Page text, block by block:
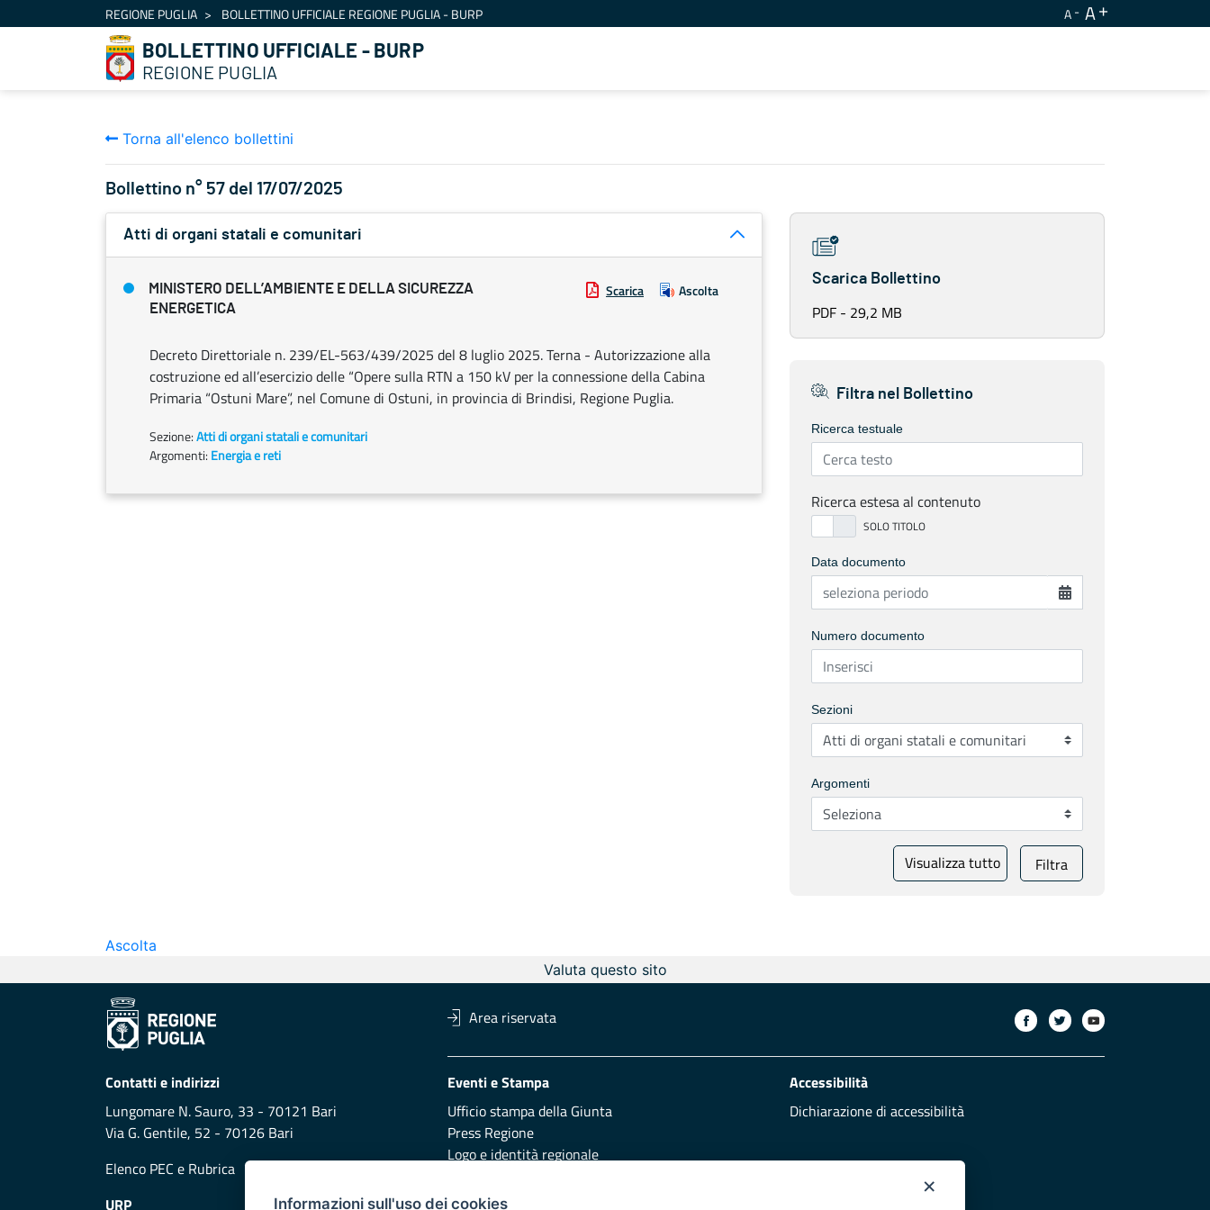
Salta al contenutoREGIONE PUGLIA BOLLETTINO UFFICIALE REGIONE PUGLIA - BURP A A
BOLLETTINO UFFICIALE - BURP
REGIONE PUGLIA
Torna all'elenco bollettini
Bollettino n° 57 del 17/07/2025
Atti di organi statali e comunitari
MINISTERO DELL’AMBIENTE E DELLA SICUREZZA
ENERGETICA
Scarica Ascolta
Decreto Direttoriale n. 239/EL-563/439/2025 del 8 luglio 2025. Terna - Autorizzazione alla
costruzione ed all’esercizio delle “Opere sulla RTN a 150 kV per la connessione della Cabina
Primaria “Ostuni Mare”, nel Comune di Ostuni, in provincia di Brindisi, Regione Puglia.
Sezione:Atti di organi statali e comunitari
Argomenti: Energia e reti
Scarica Bollettino
PDF - 29,2 MB
Filtra nel Bollettino
Ricerca testuale
Ricerca estesa al contenuto
Data documento
Numero documento
Sezioni
Argomenti
Visualizza tutto Filtra
Ascolta
Valuta questo sito
Area riservata
Contatti e indirizzi
Lungomare N. Sauro, 33 - 70121 Bari
Via G. Gentile, 52 - 70126 Bari
Elenco PEC e Rubrica
Eventi e Stampa
Ufficio stampa della Giunta
Press Regione
Logo e identità regionale
Accessibilità
Dichiarazione di accessibilità
URP Redazione
×
Informazioni sull'uso dei cookies